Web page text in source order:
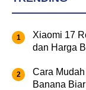
Xiaomi 17
dan Harga
Cara
Banana